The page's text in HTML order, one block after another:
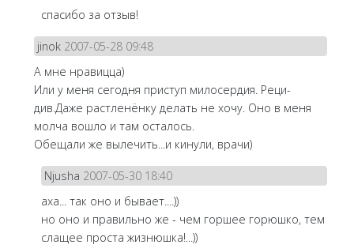
спасибо за отзыв!
jinok 2007-05-28 09:48
А мне нравицца)
Или у меня сегодня приступ милосердия. Реци-
див.Даже растленёнку делать не хочу. Оно в меня
молча вошло и там осталось.
Обещали же вылечить...и кинули, врачи)
Njusha 2007-05-30 18:40
аха... так оно и бывает....))
но оно и правильно же - чем горшее горюшко, тем
слащее проста жизнюшка!...))